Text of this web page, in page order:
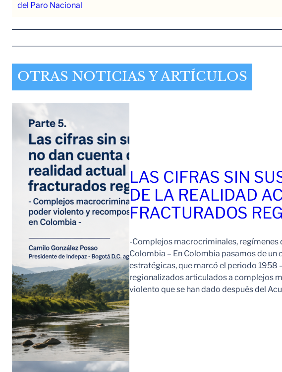
del Paro Nacional
OTRAS NOTICIAS Y ARTÍCULOS
LAS CIFRAS SIN
DE LA REALIDAD
FRACTURADOS
-Complejos macrocriminales,
Colombia – En Colombia pasamos de
estratégicas, que marcó el periodo 1958
regionalizados articulados a complejos
violento que se han dado después del